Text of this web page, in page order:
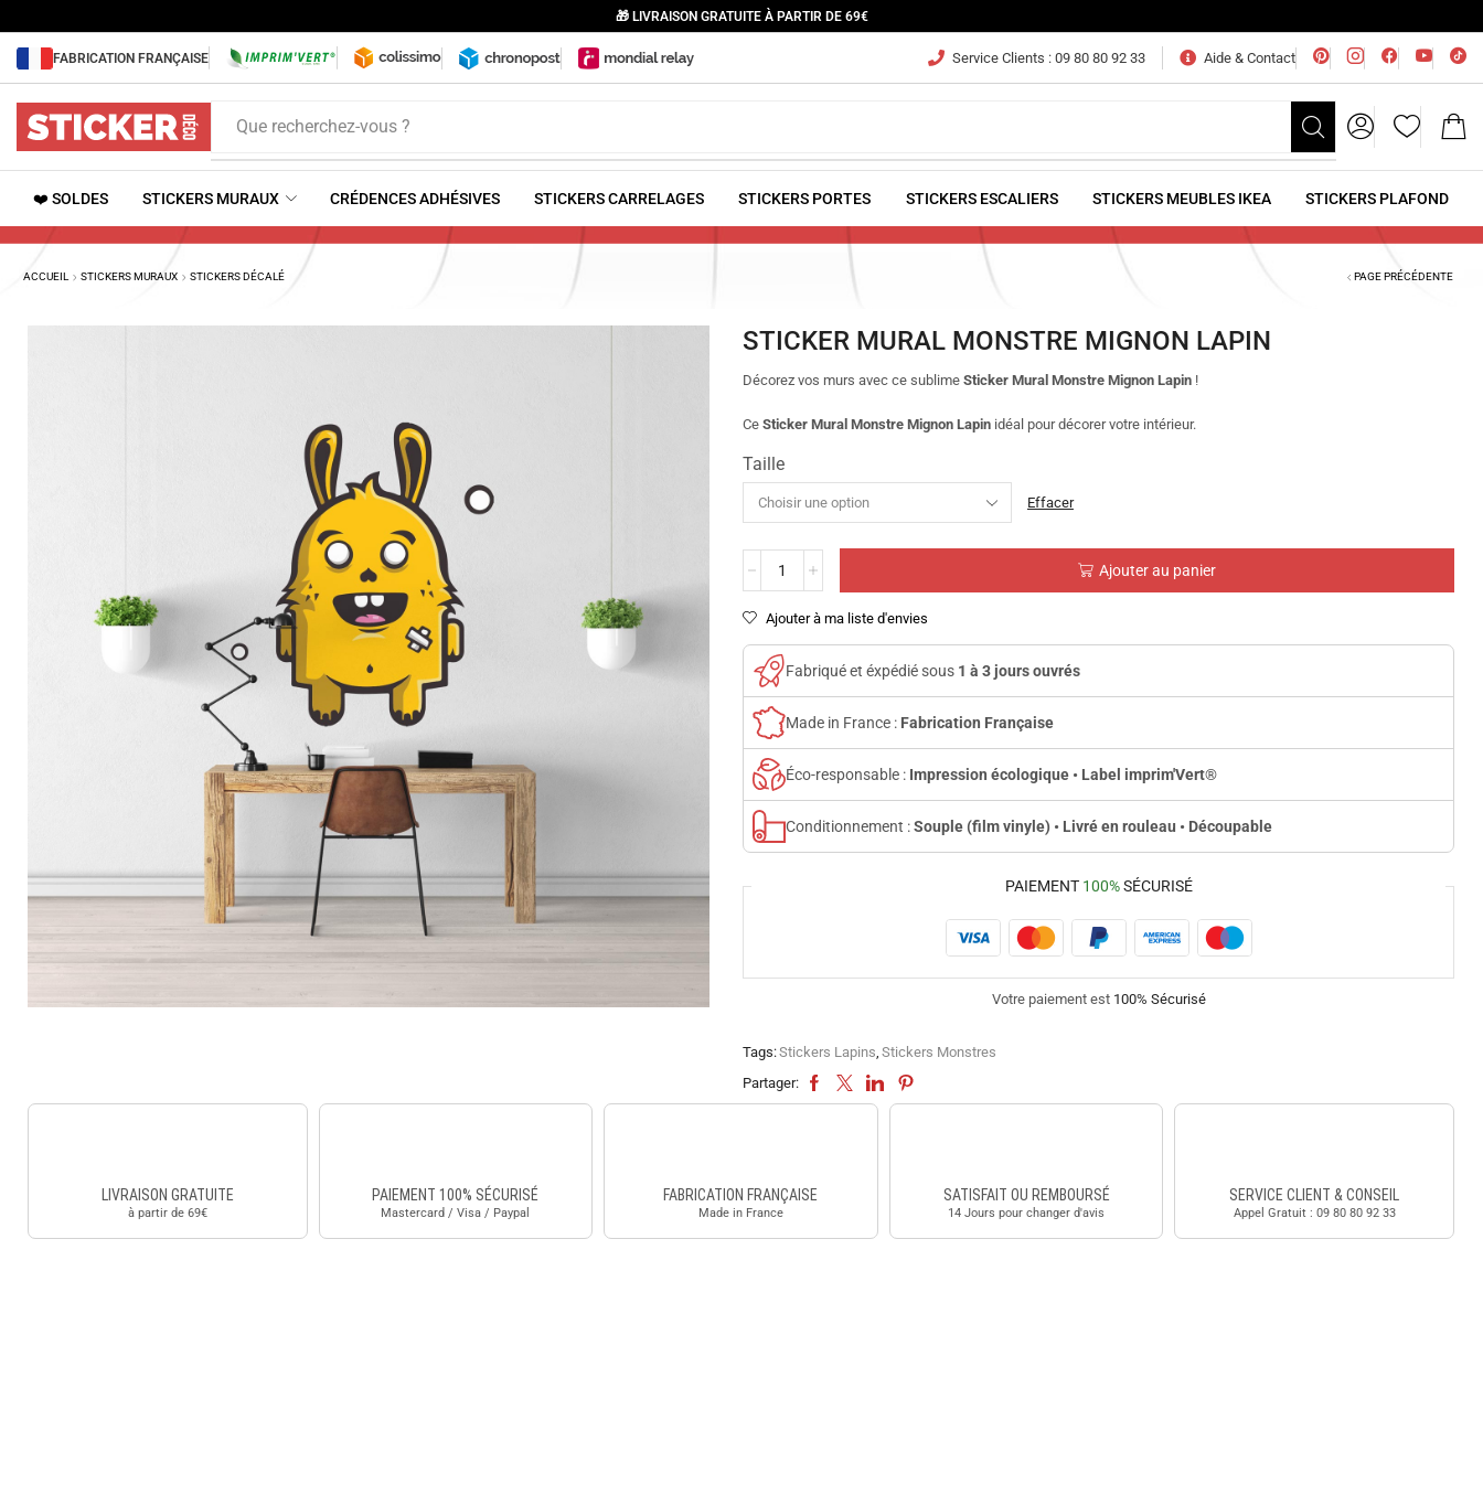
🎁 LIVRAISON GRATUITE À PARTIR DE 69€
FABRICATION FRANÇAISE Service Clients : 09 80 80 92 33 Aide & Contact
Que recherchez-vous ?
❤️ SOLDES STICKERS MURAUX CRÉDENCES ADHÉSIVES STICKERS CARRELAGES STICKERS PORTES STICKERS ESCALIERS STICKERS MEUBLES IKEA STICKERS PLAFOND
ACCUEIL STICKERS MURAUX STICKERS DÉCALÉ PAGE PRÉCÉDENTE
STICKER MURAL MONSTRE MIGNON LAPIN
Décorez vos murs avec ce sublimeSticker Mural Monstre Mignon Lapin !
CeSticker Mural Monstre Mignon Lapin idéal pour décorer votre intérieur.
Taille
Effacer
Ajouter au panier
Ajouter à ma liste d'envies
Fabriqué et éxpédié sous 1 à 3 jours ouvrés
Made in France : Fabrication Française
Éco-responsable : Impression écologique • Label imprim'Vert®
Conditionnement :Souple (film vinyle) • Livré en rouleau • Découpable
PAIEMENT 100%SÉCURISÉ
Votre paiement est 100% Sécurisé
Tags:Stickers Lapins, Stickers Monstres
Partager:
LIVRAISON GRATUITE
à partir de 69€
PAIEMENT 100% SÉCURISÉ
Mastercard / Visa / Paypal
FABRICATION FRANÇAISE
Made in France
SATISFAIT OU REMBOURSÉ
14 Jours pour changer d'avis
SERVICE CLIENT & CONSEIL
Appel Gratuit : 09 80 80 92 33